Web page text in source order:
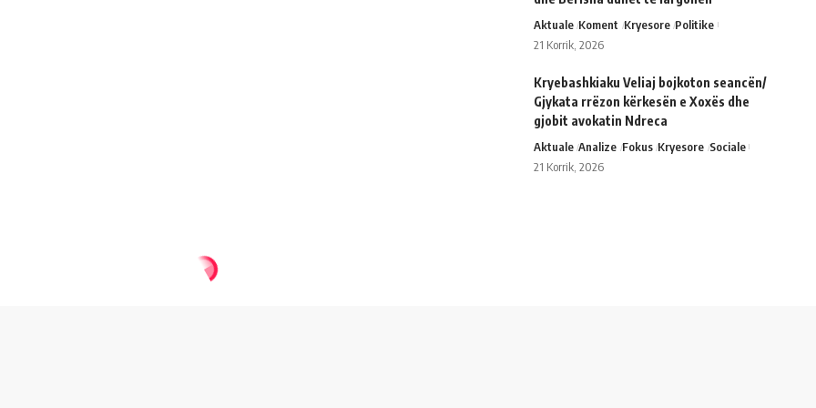
Aktuale Koment Kryesore Politike
21 Korrik, 2026
Kryebashkiaku Veliaj bojkoton seancën/
Gjykata rrëzon kërkesën e Xoxës dhe
gjobit avokatin Ndreca
Aktuale Analize Fokus Kryesore Sociale
21 Korrik, 2026